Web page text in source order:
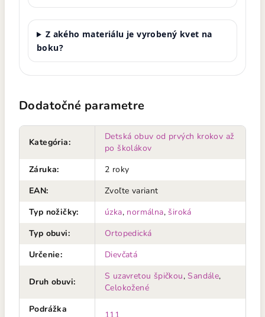
Z akého materiálu je vyrobený kvet na
boku?
Dodatočné parametre
Kategória:
Detská obuv od prvých krokov až
po školákov
Záruka:
2 roky
EAN:
Zvoľte variant
Typ nožičky: úzka, normálna, široká
Typ obuvi:
Ortopedická
Určenie: Dievčatá
Druh obuvi:
S uzavretou špičkou,Sandále,
Celokožené
Podrážka